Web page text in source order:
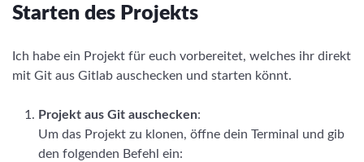
Starten des Projekts
Ich habe ein Projekt für euch vorbereitet, welches ihr direkt
mit Git aus Gitlab auschecken und starten könnt.
Projekt aus Git auschecken:
Um das Projekt zu klonen, öffne dein Terminal und gib
den folgenden Befehl ein: